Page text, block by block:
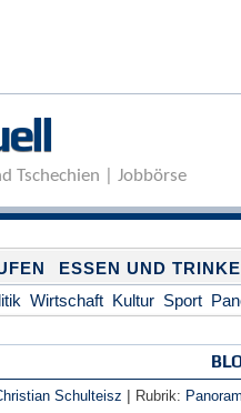
Tschechien | Jobbörse
ESSEN UND
Wirtschaft Kultur Sport
Schulteisz | Rubrik: